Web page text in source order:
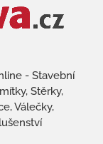
- Stavební
Stěrky,
Válečky,